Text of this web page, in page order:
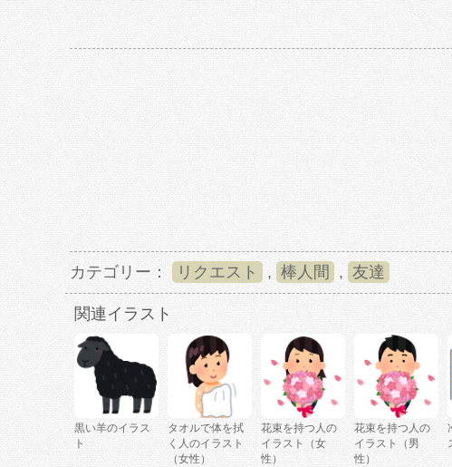
カテゴリー： リクエスト , 棒人間 , 友達
関連イラスト
黒い羊のイラス
ト
タオルで体を拭
く人のイラスト
（女性）
花束を持つ人の
イラスト（女
性）
花束を持つ人の
イラスト（男
性）